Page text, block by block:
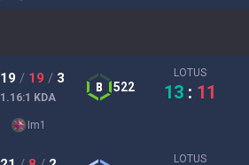
19 / 19 / 3
1.16:1 KDA
522
LOTUS
13 : 11
Im1
LOTUS